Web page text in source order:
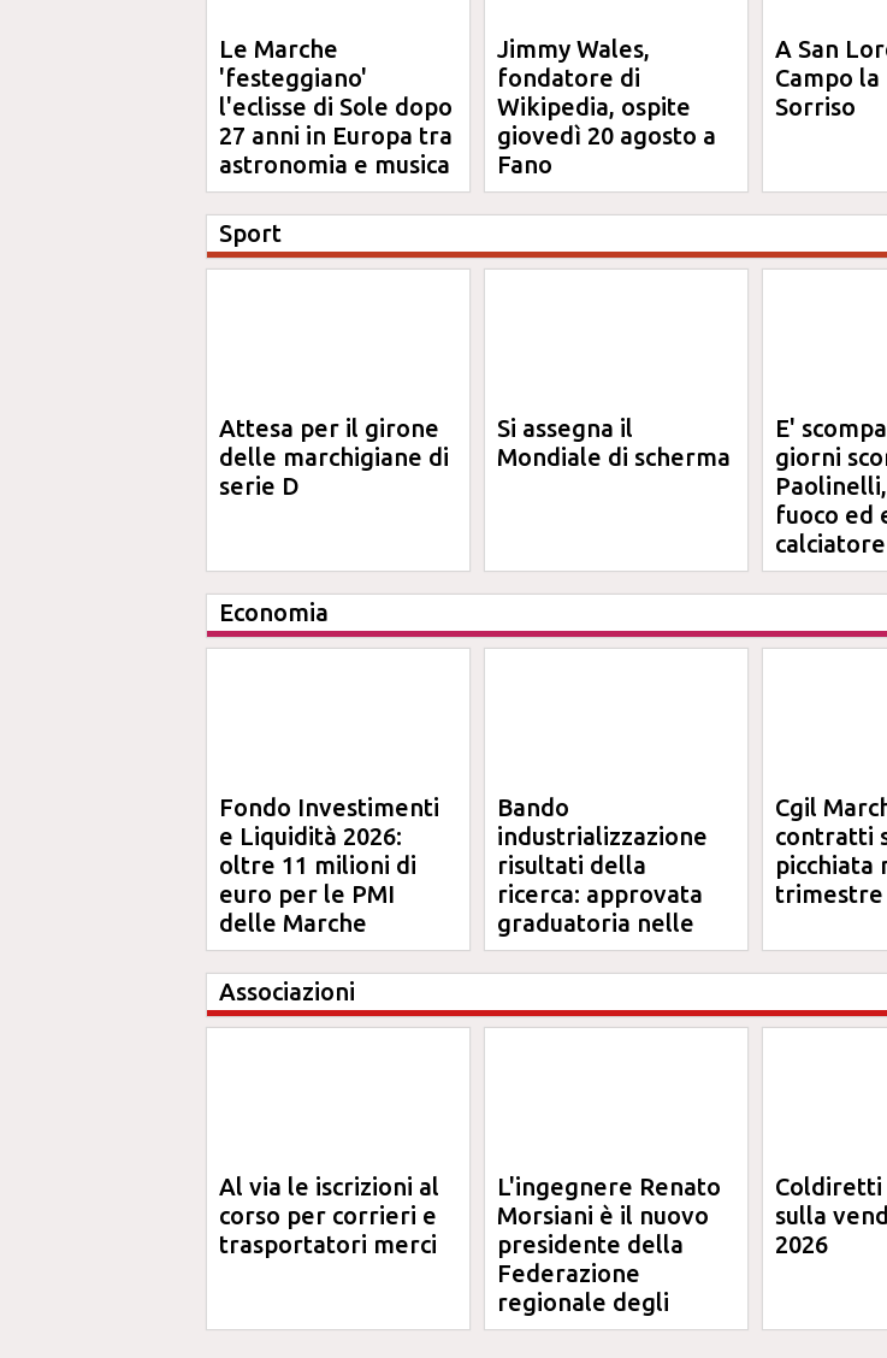
Le Marche
'festeggiano'
l'eclisse di Sole dopo
27 anni in Europa tra
astronomia e musica
Jimmy Wales,
fondatore di
Wikipedia, ospite
giovedì 20 agosto a
Fano
A San
Campo
Sorriso
Sport
Attesa per il girone
delle marchigiane di
serie D
Si assegna il
Mondiale di scherma
E'
giorni
fuoco ed
Jesina
Economia
Fondo Investimenti
e Liquidità 2026:
oltre 11 milioni di
euro per le PMI
delle Marche
Bando
industrializzazione
risultati della
ricerca: approvata
graduatoria nelle
Marche
Cgil
contratti
picchiata
trimestre
Associazioni
Al via le iscrizioni al
corso per corrieri e
trasportatori merci
L'ingegnere Renato
Morsiani è il nuovo
presidente della
Federazione
regionale degli
Ordini degli
Coldiretti
sulla
2026